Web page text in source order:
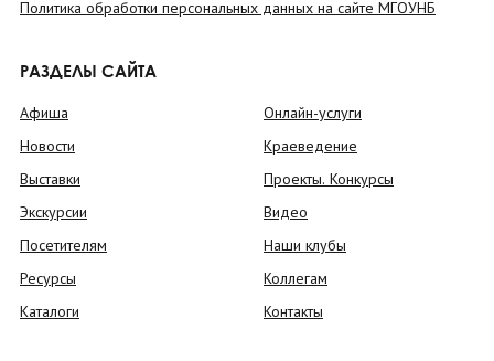
Политика обработки персональных данных на сайте МГОУНБ
РАЗДЕЛЫ САЙТА
Афиша
Новости
Выставки
Экскурсии
Посетителям
Ресурсы
Каталоги
Онлайн-услуги
Краеведение
Проекты. Конкурсы
Видео
Наши клубы
Коллегам
Контакты